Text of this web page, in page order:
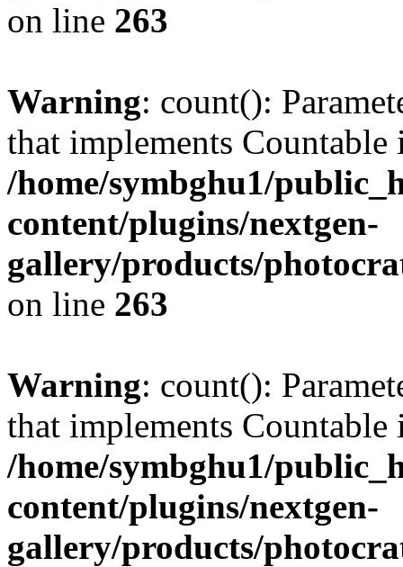
on line 263
Warning: count():
that implements Countable
/home/symbghu1/
content/plugins/nextgen-
gallery/products/
on line 263
Warning: count():
that implements Countable
/home/symbghu1/
content/plugins/nextgen-
gallery/products/